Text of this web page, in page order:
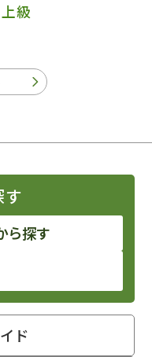
級
す
ら探す
ド